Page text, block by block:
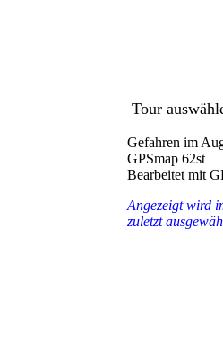
Tour
Gefahren im
GPSmap 62st
Bearbeitet mit
Angezeigt wird
zuletzt